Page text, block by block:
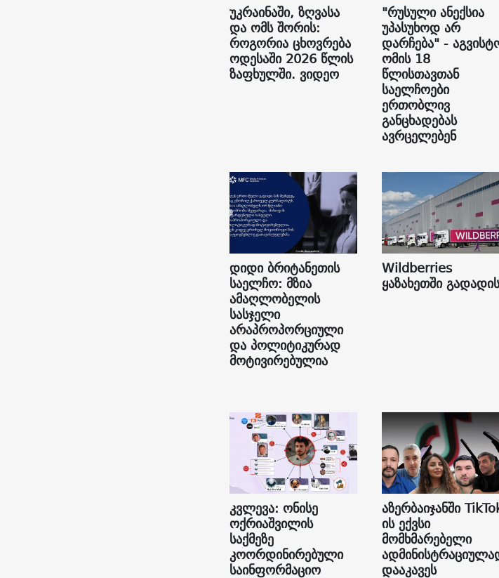
უკრაინაში, ზღვასა
და ომს შორის:
როგორია ცხოვრება
ოდესაში 2026 წლის
ზაფხულში. ვიდეო
"რუსული ანექსია
უპასუხოდ არ
დარჩება" -
ომის 18
წლისთავთან
საელჩოები
ერთობლივ
განცხადებას
ავრცელებენ
დიდი ბრიტანეთის
საელჩო: მზია
ამაღლობელის
სასჯელი
არაპროპორციული
და პოლიტიკურად
მოტივირებულია
Wildberries
ყაზახეთში
კვლევა: ონისე
ოქრიაშვილის
საქმეზე
კოორდინირებული
საინფორმაციო
აზერბაიჯანში
ის ექვსი
მომხმარებელი
დააკავეს